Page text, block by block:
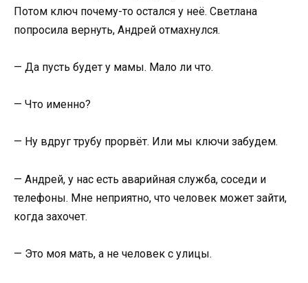
Потом ключ почему-то остался у неё. Светлана
попросила вернуть, Андрей отмахнулся.
— Да пусть будет у мамы. Мало ли что.
— Что именно?
— Ну вдруг трубу прорвёт. Или мы ключи забудем.
— Андрей, у нас есть аварийная служба, соседи и
телефоны. Мне неприятно, что человек может зайти,
когда захочет.
— Это моя мать, а не человек с улицы.